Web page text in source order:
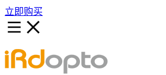
立即购买